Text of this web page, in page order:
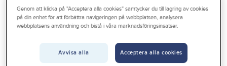
Kampanjer
Outlet
Gelia Produkter Arbetsplats Inredning Arbetsstolar
Mekanikerpall
Genom att klicka på "Acceptera alla cookies" samtycker du till lagring av cookies
på din enhet för att förbättra navigeringen på webbplatsen, analysera
webbplatsens användning och bistå i våra marknadsföringsinsatser.
Avvisa alla Acceptera alla cookies